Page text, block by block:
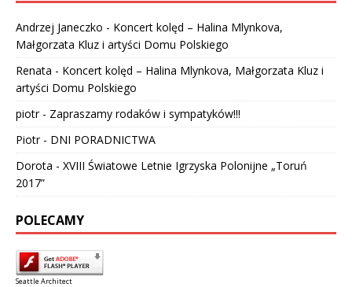
Andrzej Janeczko - Koncert kolęd – Halina Mlynkova,
Małgorzata Kluz i artyści Domu Polskiego
Renata - Koncert kolęd – Halina Mlynkova, Małgorzata Kluz i
artyści Domu Polskiego
piotr- Zapraszamy rodaków i sympatyków!!!
Piotr- DNI PORADNICTWA
Dorota - XVIII Światowe Letnie Igrzyska Polonijne „Toruń
2017”
POLECAMY
Seattle Architect